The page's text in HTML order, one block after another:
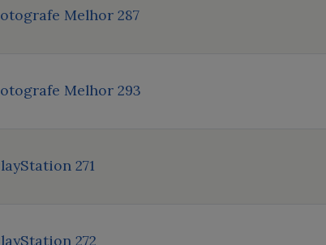
Melhor 287
Melhor 293
271
272